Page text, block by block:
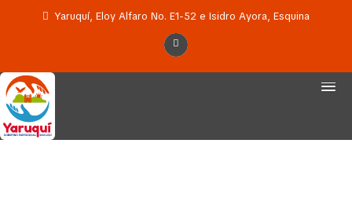
Yaruquí, Eloy Alfaro No. E1-52 e Isidro Ayora, Esquina